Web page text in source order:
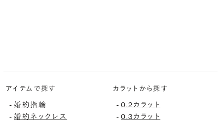
アイテムで探す
-婚約指輪
-婚約ネックレス
カラットから探す
-0.2カラット
-0.3カラット